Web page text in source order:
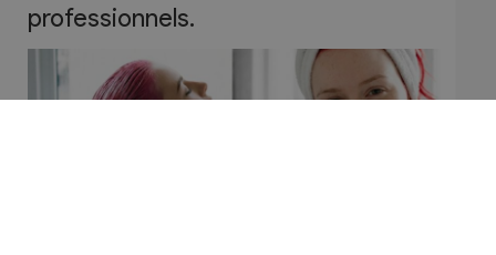
professionnels.